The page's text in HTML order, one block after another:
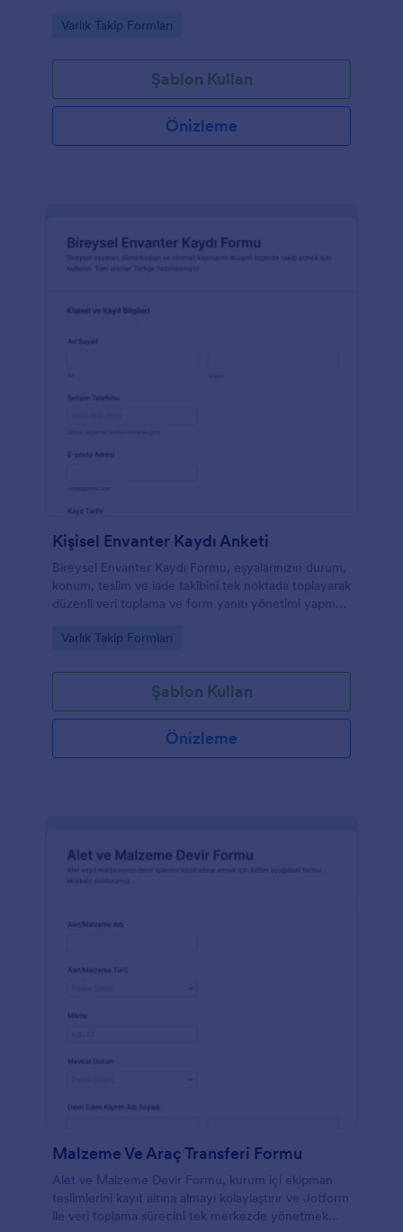
Go to Category:
Varlık Takip Formları
Şablon Kullan
Önizleme
Kişisel Envanter Kaydı Anketi
Bireysel Envanter Kaydı Formu, eşyalarınızın durum,
konum, teslim ve iade takibini tek noktada toplayarak
düzenli veri toplama ve form yanıtı yönetimi yapmak
Go to Category:
Varlık Takip Formları
Şablon Kullan
Önizleme
Malzeme Ve Araç Transferi Formu
Alet ve Malzeme Devir Formu, kurum içi ekipman
teslimlerini kayıt altına almayı kolaylaştırır ve Jotform
ile veri toplama sürecini tek merkezde yönetmek